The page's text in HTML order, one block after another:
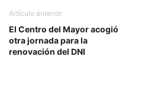
Artículo anterior
El Centro del Mayor acogió
otra jornada para la
renovación del DNI